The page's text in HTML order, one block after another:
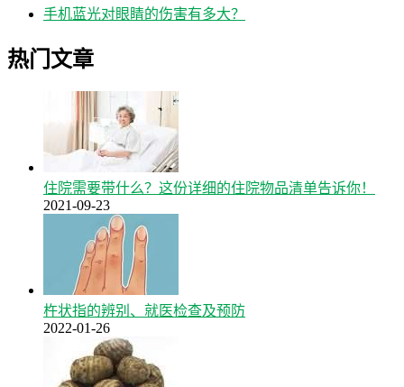
手机蓝光对眼睛的伤害有多大？
热门文章
住院需要带什么？这份详细的住院物品清单告诉你！
2021-09-23
杵状指的辨别、就医检查及预防
2022-01-26